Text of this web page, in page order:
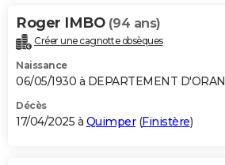
Alimentation
Guide de la santé
Maladies
Médicaments
Sommeil
VOYAGE
Destinations
City break
Voyage nature
Voyage de noces
Forum
Climat
+PHOTO
GUIDES D'ACHAT
BONS PLANS
Roger IMBO (94 ans)
Créer une cagnotte obsèques
Naissance
06/05/1930 à DEPARTEMENT D'ORAN
Décès
17/04/2025 à Quimper(Finistère)